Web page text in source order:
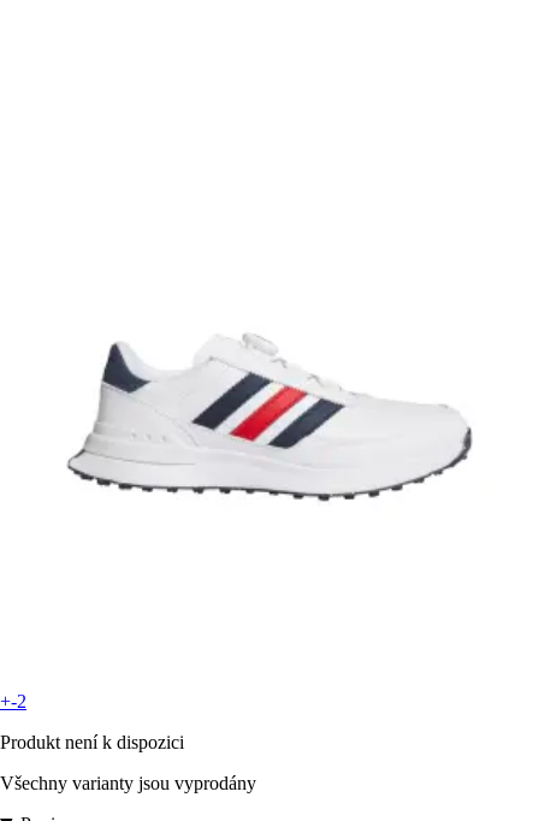
+-2
Produkt není k dispozici
Všechny varianty jsou vyprodány